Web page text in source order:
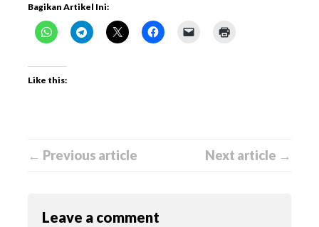
Bagikan Artikel Ini:
Like this:
← Previous article Next article →
Leave a comment